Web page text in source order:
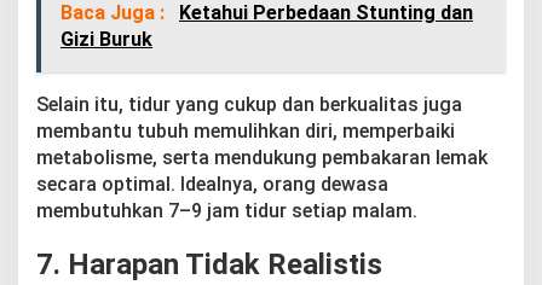
Baca Juga :
Ketahui Perbedaan Stunting dan
Gizi Buruk
Selain itu, tidur yang cukup dan berkualitas juga
membantu tubuh memulihkan diri, memperbaiki
metabolisme, serta mendukung pembakaran lemak
secara optimal. Idealnya, orang dewasa
membutuhkan 7–9 jam tidur setiap malam.
7. Harapan Tidak Realistis